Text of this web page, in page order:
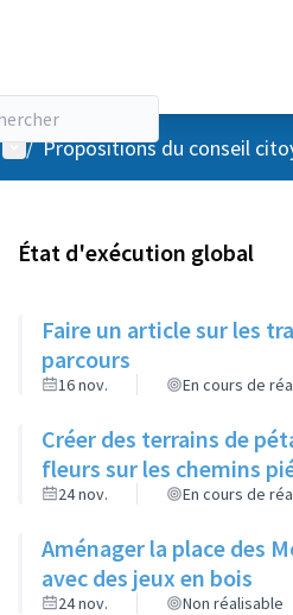
Menu utilisateur
/ Propositions du conseil
État d'exécution global
Faire un article sur les
parcours
16 nov. En cours de
Créer des terrains de
fleurs sur les chemins
24 nov. En cours de
Aménager la place des
avec des jeux en bois
24 nov. Non réalisable